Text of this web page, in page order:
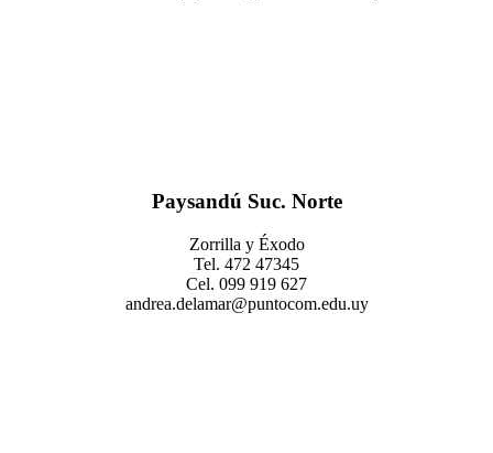
Paysandú Suc. Norte
Zorrilla y Éxodo
Tel. 472 47345
Cel. 099 919 627
andrea.delamar@puntocom.edu.uy